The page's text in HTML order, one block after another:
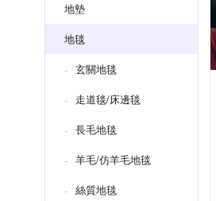
地墊
地毯
玄關地毯
走道毯/床邊毯
長毛地毯
羊毛/仿羊毛地毯
絲質地毯